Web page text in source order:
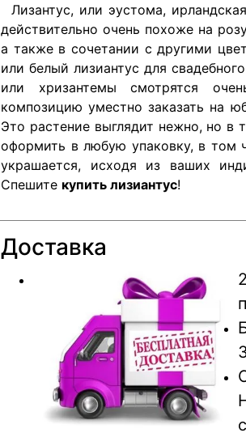
Лизантус, или эустома,
действительно очень похоже на
а также в сочетании с другими
или белый лизиантус для
или хризантемы смотрятся
композицию уместно заказать на
Это растение выглядит нежно, но
оформить в любую упаковку, в том
украшается, исходя из ваших
Спешите купить лизиантус!
Доставка